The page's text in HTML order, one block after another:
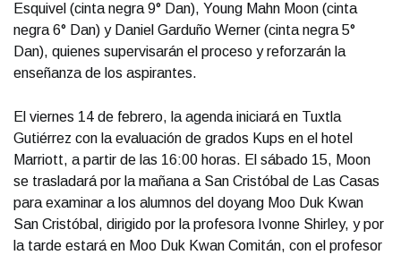
Esquivel (cinta negra 9° Dan), Young Mahn Moon (cinta
negra 6° Dan) y Daniel Garduño Werner (cinta negra 5°
Dan), quienes supervisarán el proceso y reforzarán la
enseñanza de los aspirantes.
El viernes 14 de febrero, la agenda iniciará en Tuxtla
Gutiérrez con la evaluación de grados Kups en el hotel
Marriott, a partir de las 16:00 horas. El sábado 15, Moon
se trasladará por la mañana a San Cristóbal de Las Casas
para examinar a los alumnos del doyang Moo Duk Kwan
San Cristóbal, dirigido por la profesora Ivonne Shirley, y por
la tarde estará en Moo Duk Kwan Comitán, con el profesor